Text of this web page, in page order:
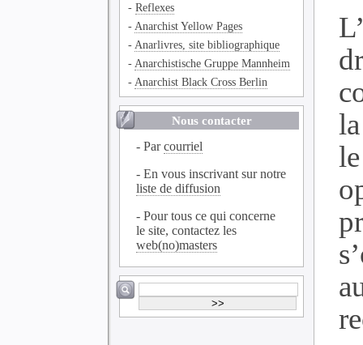
-Reflexes
- Anarchist Yellow Pages
- Anarlivres, site bibliographique
- Anarchistische Gruppe Mannheim
- Anarchist Black Cross Berlin
Nous contacter
- Parcourriel
- En vous inscrivant sur notre
liste de diffusion
- Pour tous ce qui concerne
le site, contactez les
web(no)masters